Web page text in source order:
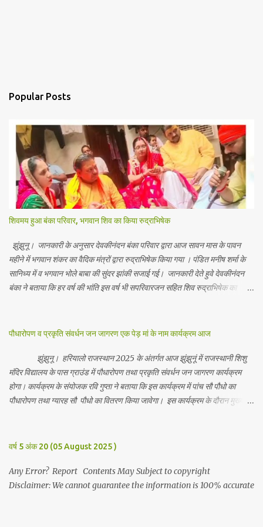
Popular Posts
शिवमय हुआ बंका परिवार, भगवान शिव का किया रुद्राभिषेक
झुंझुनू। जानकारी के अनुसार देवकीनंदन बंका परिवार द्वारा आज सावन मास के पावन
महीने में भगवान शंकर का वैदिक मंत्रों द्वारा रुद्राभिषेक किया गया । पंडित मनीष शर्मा के
सानिध्य में व भगवान भोले बाबा की सुंदर झांकी सजाई गई। जानकारी देते हुवे देवकीनंदन
बंका ने बताया कि हर वर्ष की भांति इस वर्ष भी सपरिवारजन सहित शिव रुद्राभिषेक का
भाविक, लाडो, मीना, रेनू, निर्मला, दीक्षा, मनीषा आदि सभी परिवार जन उपस्थित रहे।
guarantee the information is 100% accurate
पौधारोपण व प्रकृति संवर्धन जन जागरण एक पेड़ मां के नाम कार्यक्रम आज
झुंझुनू। हरियालो राजस्थान 2025 के अंतर्गत आज झुंझुनूं में राजस्थानी शिशु
मंदिर विद्यालय के पास ग्राउंड में पौधारोपण तथा प्रकृति संवर्धन जन जागरण कार्यक्रम
होगा। कार्यक्रम के संयोजक रवि गुप्ता ने बताया कि इस कार्यक्रम में पांच सौ पौधो का
पौधारोपण तथा ग्यारह सौ पौधो का वितरण किया जावेगा। इस कार्यक्रम के दौरान मुख्य
उपस्थित रहेंगे। Contents May Subject to copyright Disclaimer: We
वर्ष 5 अंक 20 (05 August 2025 )
Any Error? Report Contents May Subject to copyright
Disclaimer: We cannot guarantee the information is 100% accurate